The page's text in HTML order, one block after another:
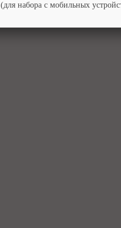
(для набора с мобильных